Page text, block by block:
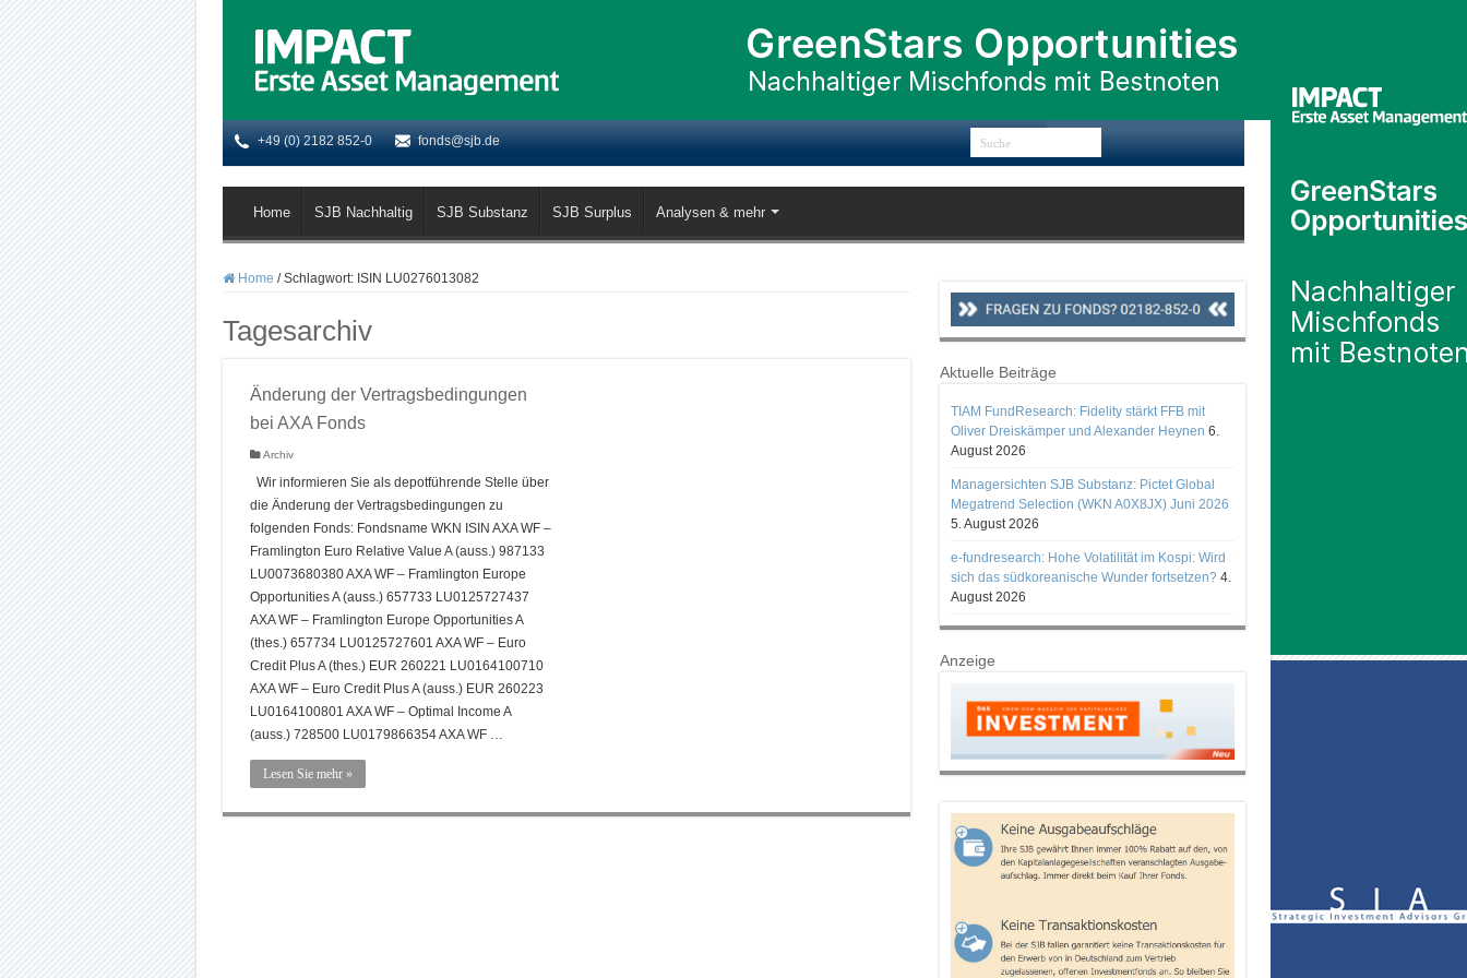
+49 (0) 2182 852-0 fonds@sjb.de
Home SJB Nachhaltig SJB Substanz SJB Surplus Analysen & mehr
Home / Schlagwort: ISIN LU0276013082
Tagesarchiv
Änderung der Vertragsbedingungen
bei AXA Fonds
Archiv
Wir informieren Sie als depotführende Stelle über
die Änderung der Vertragsbedingungen zu
folgenden Fonds: Fondsname WKN ISIN AXA WF –
Framlington Euro Relative Value A (auss.) 987133
LU0073680380 AXA WF – Framlington Europe
Opportunities A (auss.) 657733 LU0125727437
AXA WF – Framlington Europe Opportunities A
(thes.) 657734 LU0125727601 AXA WF – Euro
Credit Plus A (thes.) EUR 260221 LU0164100710
AXA WF – Euro Credit Plus A (auss.) EUR 260223
LU0164100801 AXA WF – Optimal Income A
(auss.) 728500 LU0179866354 AXA WF …
Lesen Sie mehr »
Aktuelle Beiträge
TIAM FundResearch: Fidelity stärkt FFB mit
Oliver Dreiskämper und Alexander Heynen 6.
August 2026
Managersichten SJB Substanz: Pictet Global
Megatrend Selection (WKN A0X8JX) Juni 2026
5. August 2026
e-fundresearch: Hohe Volatilität im Kospi: Wird
sich das südkoreanische Wunder fortsetzen? 4.
August 2026
Anzeige